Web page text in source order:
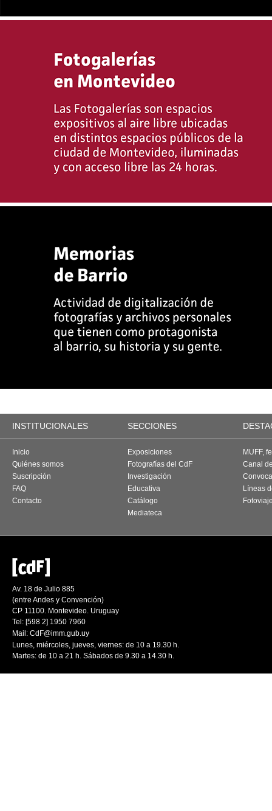
INSTITUCIONALES SECCIONES
Inicio
Quiénes somos
Suscripción
FAQ
Contacto
Exposiciones
Fotografías del CdF
Investigación
Educativa
Catálogo
Mediateca
MUFF,
Canal
Líneas
Av. 18 de Julio 885
(entre Andes y Convención)
CP 11100. Montevideo. Uruguay
Tel: [598 2] 1950 7960
Mail: CdF@imm.gub.uy
Lunes, miércoles, jueves, viernes: de 10 a 19.30 h.
Martes: de 10 a 21 h. Sábados de 9.30 a 14.30 h.